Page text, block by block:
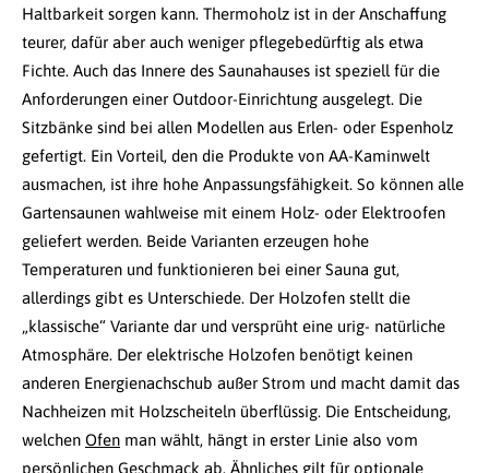
Haltbarkeit sorgen kann. Thermoholz ist in der Anschaffung
teurer, dafür aber auch weniger pflegebedürftig als etwa
Fichte. Auch das Innere des Saunahauses ist speziell für die
Anforderungen einer Outdoor-Einrichtung ausgelegt. Die
Sitzbänke sind bei allen Modellen aus Erlen- oder Espenholz
gefertigt. Ein Vorteil, den die Produkte von AA-Kaminwelt
ausmachen, ist ihre hohe Anpassungsfähigkeit. So können alle
Gartensaunen wahlweise mit einem Holz- oder Elektroofen
geliefert werden. Beide Varianten erzeugen hohe
Temperaturen und funktionieren bei einer Sauna gut,
allerdings gibt es Unterschiede. Der Holzofen stellt die
„klassische“ Variante dar und versprüht eine urig- natürliche
Atmosphäre. Der elektrische Holzofen benötigt keinen
anderen Energienachschub außer Strom und macht damit das
Nachheizen mit Holzscheiteln überflüssig. Die Entscheidung,
welchen Ofen man wählt, hängt in erster Linie also vom
persönlichen Geschmack ab. Ähnliches gilt für optionale